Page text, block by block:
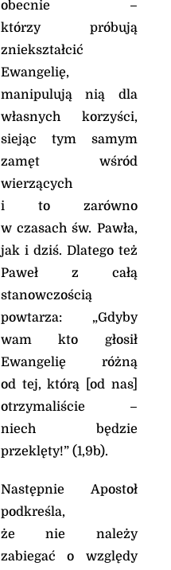
obecnie –
którzy próbują
zniekształcić
Ewangelię,
manipulują nią dla
własnych korzyści,
siejąc tym samym
zamęt wśród
wierzących
i to zarówno
w czasach św. Pawła,
jak i dziś. Dlatego też
Paweł z całą
stanowczością
powtarza: „Gdyby
wam kto głosił
Ewangelię różną
od tej, którą [od nas]
otrzymaliście –
niech będzie
przeklęty!” (1,9b).
Następnie Apostoł
podkreśla,
że nie należy
zabiegać o względy